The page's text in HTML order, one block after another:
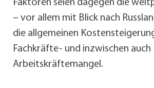
Faktoren seien dagegen die
– vor allem mit Blick nach
die allgemeinen
Fachkräfte- und inzwischen auch
Arbeitskräftemangel.